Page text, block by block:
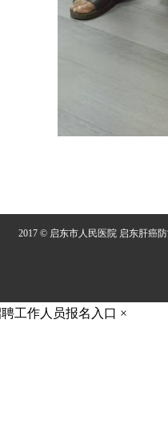
2017 © 启东市人民医院 启东肝癌
工作人员报名入口 ×